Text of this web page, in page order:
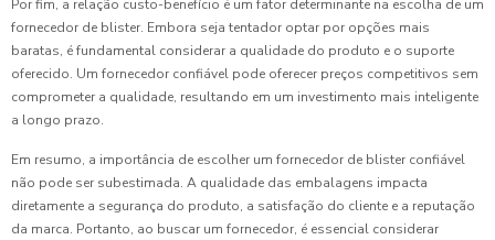
Por fim, a relação custo-benefício é um fator determinante na escolha de um
fornecedor de blister. Embora seja tentador optar por opções mais
baratas, é fundamental considerar a qualidade do produto e o suporte
oferecido. Um fornecedor confiável pode oferecer preços competitivos sem
comprometer a qualidade, resultando em um investimento mais inteligente
a longo prazo.
Em resumo, a importância de escolher um fornecedor de blister confiável
não pode ser subestimada. A qualidade das embalagens impacta
diretamente a segurança do produto, a satisfação do cliente e a reputação
da marca. Portanto, ao buscar um fornecedor, é essencial considerar